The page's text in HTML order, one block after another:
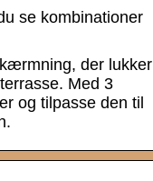
se kombinationer
der lukker
Med 3
og tilpasse den til